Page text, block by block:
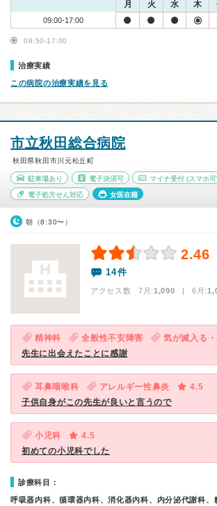
月 火 水 木
09:00-17:00
08:50-17:00
治療実績
この病院の治療実績を見る
市立秋田総合病院
秋田県秋田市川元松丘町
駐車場あり 電子決済可 マイナ受付 (スマホ可
電子処方せん対応 女医在籍
朝（8:30〜）
2.46
14件
アクセス数 7月:1,090 | 6月:
精神科 全般性不安障害 気が滅入る
先生に出会えたことに感謝
耳鼻咽喉科 アレルギー性鼻炎
4.5
子供自身がこの先生が良いと言うので
小児科
4.5
初めての小児科でした
診療科目：
呼吸器内科、循環器内科、消化器内科、内分泌代謝科、